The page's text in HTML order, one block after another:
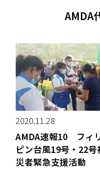
AMDA
2020.11.28
AMDA速報10 フィ
ピン台風19号・22号
災者緊急支援活動